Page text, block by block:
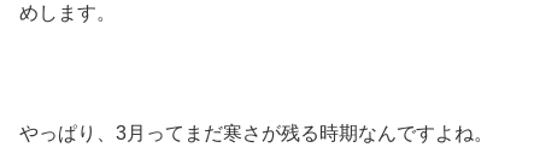
めします。
やっぱり、3月ってまだ寒さが残る時期なんですよね。